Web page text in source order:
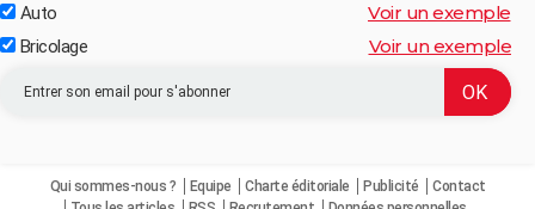
Auto Voir un exemple
Bricolage Voir un exemple
Qui sommes-nous ? Equipe Charte éditoriale Publicité
Contact